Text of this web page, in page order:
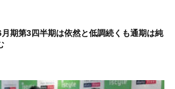
期第3四半期は依然と低調続くも通期は純